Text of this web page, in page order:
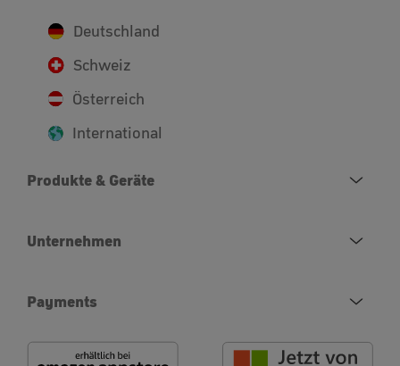
Deutschland
Schweiz
Österreich
International
Produkte & Geräte
Unternehmen
Payments